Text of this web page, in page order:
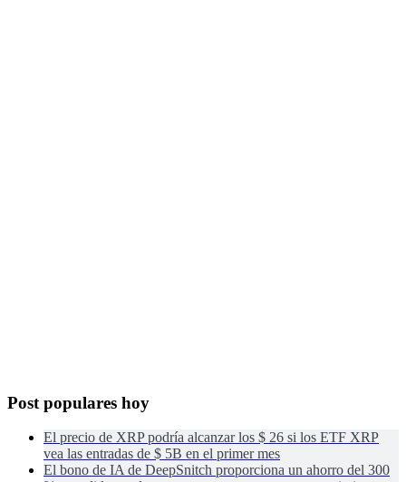
Post populares hoy
El precio de XRP podría alcanzar los $ 26 si los ETF XRP
vea las entradas de $ 5B en el primer mes
El bono de IA de DeepSnitch proporciona un ahorro del 300